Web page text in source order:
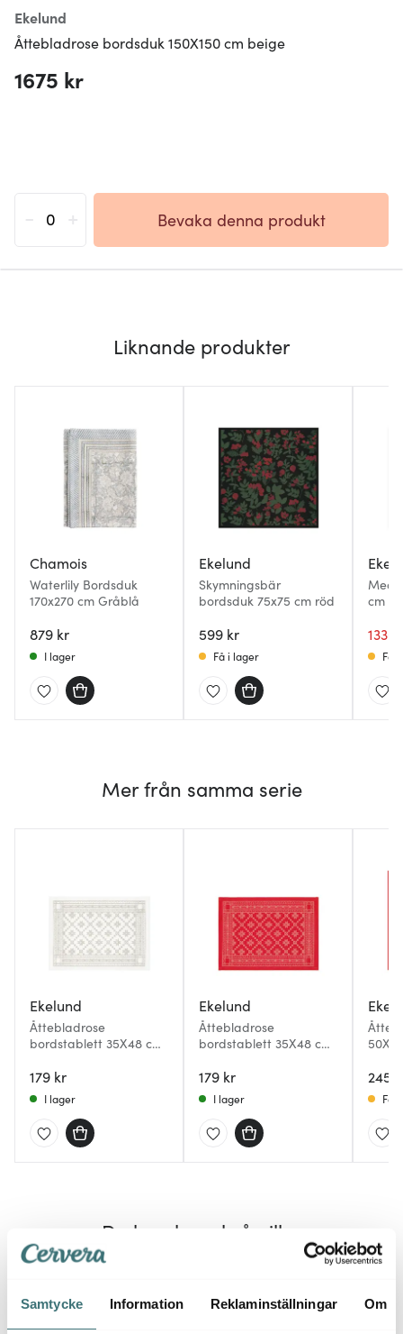
Samtycke Information Reklaminställningar Om
Ekelund
Åttebladrose bordsduk 150X150 cm beige
1675 kr
Bevaka denna produkt
Liknande produkter
Chamois
Waterlily Bordsduk
170x270 cm Gråblå
879 kr
I lager
Ekelund
Skymningsbär
bordsduk 75x75 cm röd
599 kr
Få i lager
cm
1330
Få
Mer från samma serie
Ekelund
Åttebladrose
bordstablett 35X48 cm
179 kr
I lager
Ekelund
Åttebladrose
bordstablett 35X48 cm
179 kr
I lager
245
Få
Du kanske också gillar
21%